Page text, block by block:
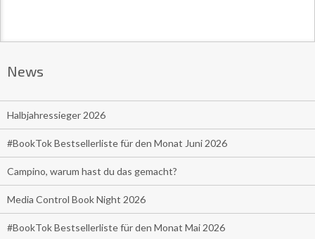
News
Halbjahressieger 2026
#BookTok Bestsellerliste für den Monat Juni 2026
Campino, warum hast du das gemacht?
Media Control Book Night 2026
#BookTok Bestsellerliste für den Monat Mai 2026